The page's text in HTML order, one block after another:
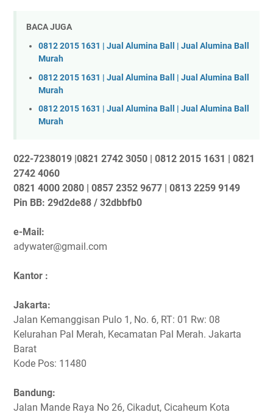
BACA JUGA
0812 2015 1631 | Jual Alumina Ball | Jual Alumina Ball
Murah
0812 2015 1631 | Jual Alumina Ball | Jual Alumina Ball
Murah
0812 2015 1631 | Jual Alumina Ball | Jual Alumina Ball
Murah
022-7238019 |0821 2742 3050 | 0812 2015 1631 | 0821
2742 4060
0821 4000 2080 | 0857 2352 9677 | 0813 2259 9149
Pin BB: 29d2de88 / 32dbbfb0
e-Mail:
adywater@gmail.com
Kantor :
Jakarta:
Jalan Kemanggisan Pulo 1, No. 6, RT: 01 Rw: 08
Kelurahan Pal Merah, Kecamatan Pal Merah. Jakarta
Barat
Kode Pos: 11480
Bandung:
Jalan Mande Raya No 26, Cikadut, Cicaheum Kota